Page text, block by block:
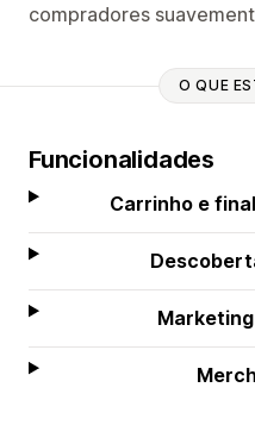
compradores
O QUE
Funcionalidades
Carrinho e